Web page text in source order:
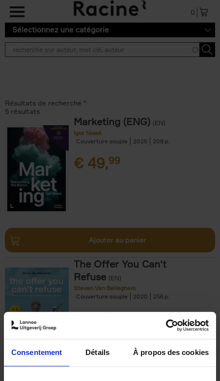
Consentement Détails À propos des cookies
Aller au contenu principal
0
Sélectionnez une catégorie
Résultats de recherche ''
5 résultats
Marketing (ENG) (EN)
Igor Nowé
Couverture souple
2025 208
€ 49,99
Ajouter au panier
The Offer You Can't
Refuse (EN)
Steven Van Belleghem
Couverture souple
2020 256
€37,50